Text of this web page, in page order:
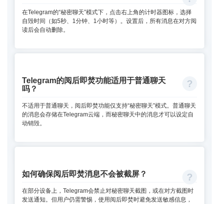
在Telegram的“秘密聊天”模式下，点击右上角的计时器图标，选择
自毁时间（如5秒、1分钟、1小时等）。设置后，所有消息在对方阅
读后会自动删除。
Telegram的阅后即焚功能适用于普通聊天
吗？
不适用于普通聊天，阅后即焚功能仅支持“秘密聊天”模式。普通聊天
的消息会存储在Telegram云端，而秘密聊天中的消息才可以设定自
动销毁。
如何确保阅后即焚消息不会被截屏？
在部分设备上，Telegram会禁止对秘密聊天截图，或在对方截图时
发送通知。但用户仍需警惕，使用阅后即焚时避免发送敏感信息，